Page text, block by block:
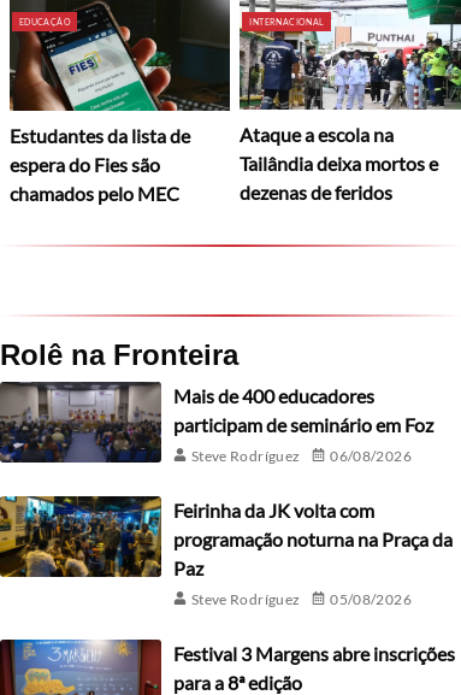
EDUCAÇÃO
Estudantes da lista de
espera do Fies são
chamados pelo MEC
INTERNACIONAL
Ataque a escola na
Tailândia deixa mortos e
dezenas de feridos
Rolê na Fronteira
Mais de 400 educadores
participam de seminário em Foz
Steve Rodríguez 06/08/2026
Feirinha da JK volta com
programação noturna na Praça da
Paz
Steve Rodríguez 05/08/2026
Festival 3 Margens abre inscrições
para a 8ª edição